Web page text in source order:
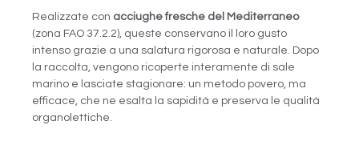
Realizzate con acciughe fresche del Mediterraneo
(zona FAO 37.2.2), queste conservano il loro gusto
intenso grazie a una salatura rigorosa e naturale. Dopo
la raccolta, vengono ricoperte interamente di sale
marino e lasciate stagionare: un metodo povero, ma
efficace, che ne esalta la sapidità e preserva le qualità
organolettiche.